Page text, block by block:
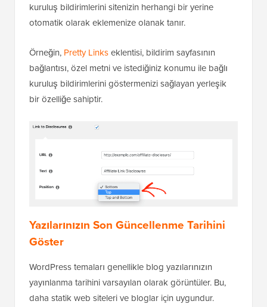
kuruluş bildirimlerini sitenizin herhangi bir yerine
otomatik olarak eklemenize olanak tanır.
Örneğin, Pretty Linkseklentisi, bildirim sayfasının
bağlantısı, özel metni ve istediğiniz konumu ile bağlı
kuruluş bildirimlerini göstermenizi sağlayan yerleşik
bir özelliğe sahiptir.
Yazılarınızın Son Güncellenme Tarihini
Göster
WordPress temaları genellikle blog yazılarınızın
yayınlanma tarihini varsayılan olarak görüntüler. Bu,
daha statik web siteleri ve bloglar için uygundur.